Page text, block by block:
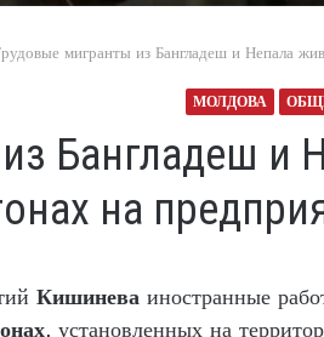
мигранты из Бангладеш и Непала
МОЛДОВА
Бангладеш и
на
Кишинева иностранные
, установленных на